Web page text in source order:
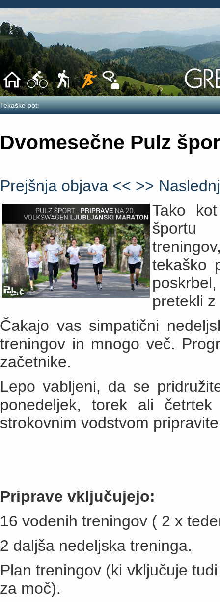
Tekaške poti
Dvomesečne Pulz
Prejšnja objava << >>
Tako
športu
tekaško
pretekli
Čakajo vas simpatični
treningov in mnogo več.
začetnike.
Lepo vabljeni, da se
ponedeljek, torek ali
strokovnim vodstvom
Priprave vključujejo:
16 vodenih treningov ( 2 x
2 daljša nedeljska treninga.
Plan treningov (ki vključuje
za moč).